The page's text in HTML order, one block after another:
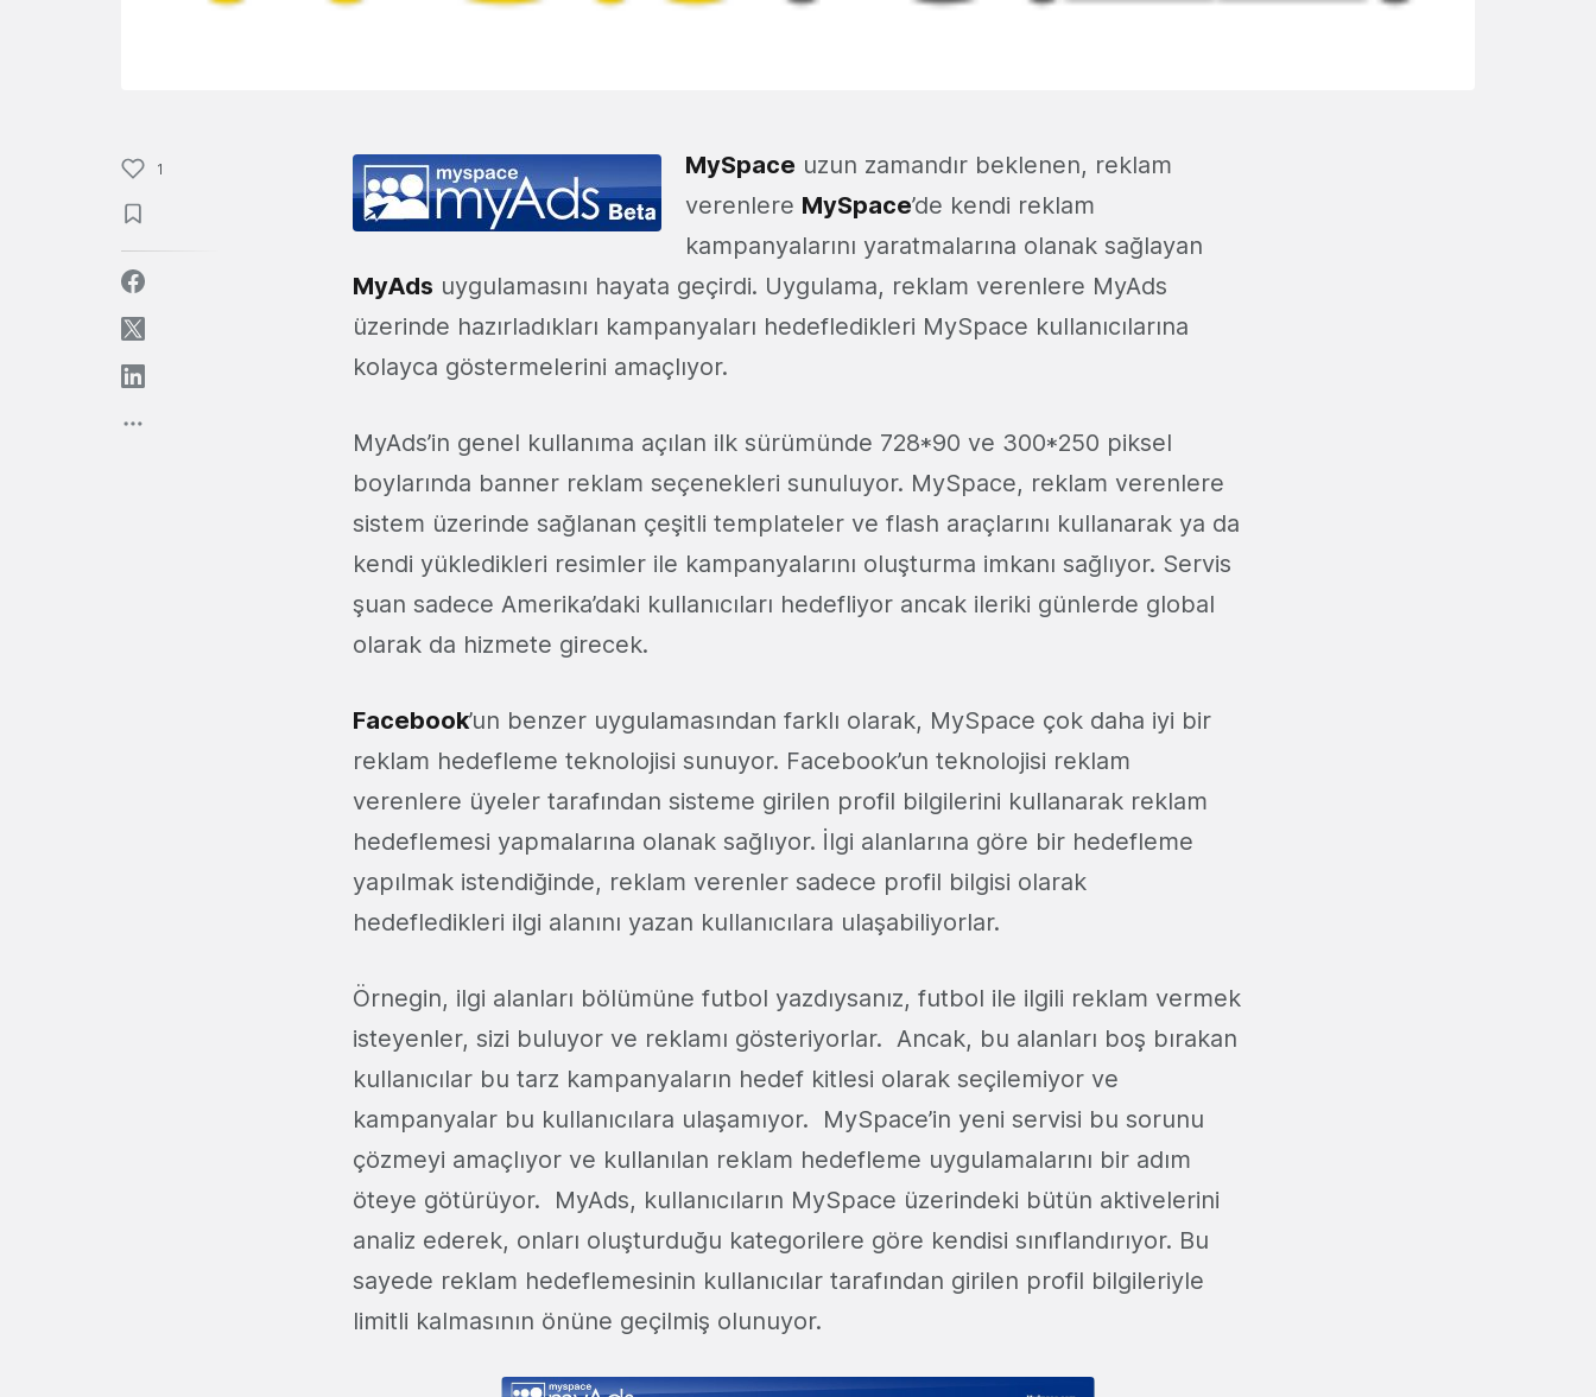
1 MySpace uzun zamandır beklenen, reklam
verenlere MySpace’de kendi reklam
kampanyalarını yaratmalarına olanak sağlayan
MyAds uygulamasını hayata geçirdi. Uygulama, reklam verenlere MyAds
üzerinde hazırladıkları kampanyaları hedefledikleri MySpace kullanıcılarına
kolayca göstermelerini amaçlıyor.
MyAds’in genel kullanıma açılan ilk sürümünde 728*90 ve 300*250 piksel
boylarında banner reklam seçenekleri sunuluyor. MySpace, reklam verenlere
sistem üzerinde sağlanan çeşitli templateler ve flash araçlarını kullanarak ya da
kendi yükledikleri resimler ile kampanyalarını oluşturma imkanı sağlıyor. Servis
şuan sadece Amerika’daki kullanıcıları hedefliyor ancak ileriki günlerde global
olarak da hizmete girecek.
Facebook’un benzer uygulamasından farklı olarak, MySpace çok daha iyi bir
reklam hedefleme teknolojisi sunuyor. Facebook’un teknolojisi reklam
verenlere üyeler tarafından sisteme girilen profil bilgilerini kullanarak reklam
hedeflemesi yapmalarına olanak sağlıyor. İlgi alanlarına göre bir hedefleme
yapılmak istendiğinde, reklam verenler sadece profil bilgisi olarak
hedefledikleri ilgi alanını yazan kullanıcılara ulaşabiliyorlar.
Örnegin, ilgi alanları bölümüne futbol yazdıysanız, futbol ile ilgili reklam vermek
isteyenler, sizi buluyor ve reklamı gösteriyorlar. Ancak, bu alanları boş bırakan
kullanıcılar bu tarz kampanyaların hedef kitlesi olarak seçilemiyor ve
kampanyalar bu kullanıcılara ulaşamıyor. MySpace’in yeni servisi bu sorunu
çözmeyi amaçlıyor ve kullanılan reklam hedefleme uygulamalarını bir adım
öteye götürüyor. MyAds, kullanıcıların MySpace üzerindeki bütün aktivelerini
analiz ederek, onları oluşturduğu kategorilere göre kendisi sınıflandırıyor. Bu
sayede reklam hedeflemesinin kullanıcılar tarafından girilen profil bilgileriyle
limitli kalmasının önüne geçilmiş olunuyor.